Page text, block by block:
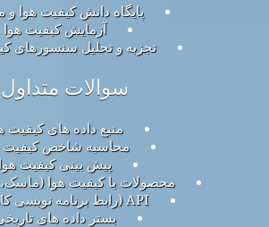
پایگاه دانش کیفیت هوا و
آزمایش کیفیت هوا
تجزیه و تحلیل سنسورهای
سوالات متداول
منبع داده های کیفیت
محاسبه شاخص کیفیت
پیش بینی کیفیت هوا
محصولات با کیفیت هوا (ماسک،
API (رابط برنامه نویسی کاربردی)
بستر داده های تاریخی